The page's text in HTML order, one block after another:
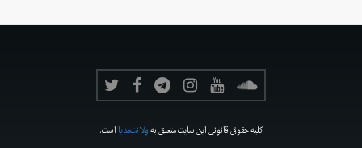
کلیه حقوق قانونی این سایت متعلق بهولانت‌مدیااست.